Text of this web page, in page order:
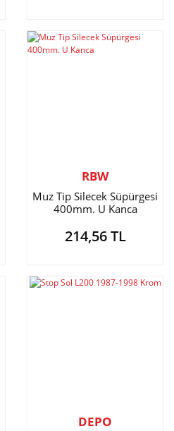
RBW
Muz Tip Silecek Süpürgesi
400mm. U Kanca
214,56 TL
DEPO